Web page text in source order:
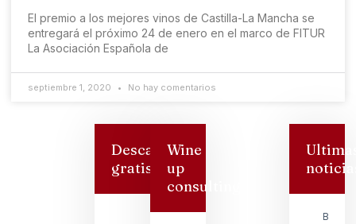
El premio a los mejores vinos de Castilla-La Mancha se
entregará el próximo 24 de enero en el marco de FITUR
La Asociación Española de
septiembre 1, 2020 No hay comentarios
Descarga
gratis
Wine
up
consulting